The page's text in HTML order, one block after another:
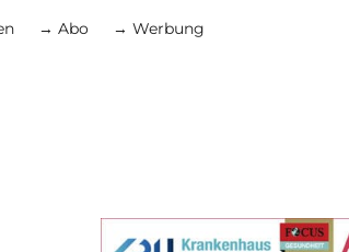
→ Abo → Werbung